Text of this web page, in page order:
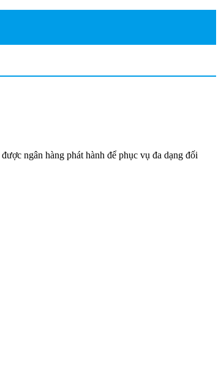
được ngân hàng phát hành để phục vụ đa dạng đối